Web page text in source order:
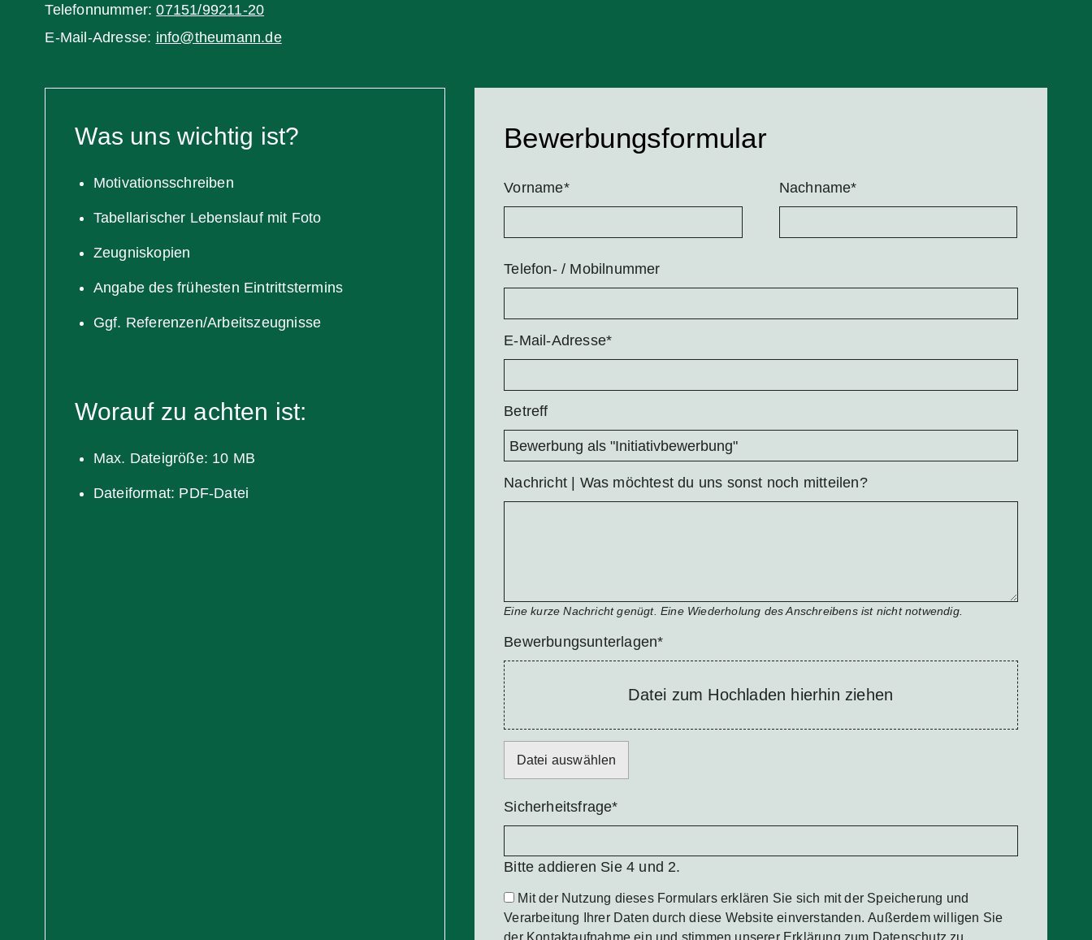
Telefonnummer:07151/99211-20
E-Mail-Adresse: info@theumann.de
Was uns wichtig ist?
Motivationsschreiben
Tabellarischer Lebenslauf mit Foto
Zeugniskopien
Angabe des frühesten Eintrittstermins
Ggf. Referenzen/Arbeitszeugnisse
Worauf zu achten ist:
Max. Dateigröße: 10 MB
Dateiformat: PDF-Datei
Bewerbungsformular
Pflichtfeld
Vorname* Pflichtfeld
Nachname*
Telefon- / Mobilnummer
Pflichtfeld
E-Mail-Adresse*
Betreff
Nachricht | Was möchtest du uns sonst noch mitteilen?
Eine kurze Nachricht genügt. Eine Wiederholung des Anschreibens ist nicht notwendig.
Pflichtfeld
Bewerbungsunterlagen*
Datei zum Hochladen hierhin ziehen
Datei auswählen
Pflichtfeld
Sicherheitsfrage*
Bitte addieren Sie 4 und 2.
Mit der Nutzung dieses Formulars erklären Sie sich mit der Speicherung und
Verarbeitung Ihrer Daten durch diese Website einverstanden. Außerdem willigen Sie
der Kontaktaufnahme ein und stimmen unserer Erklärung zum Datenschutz zu.